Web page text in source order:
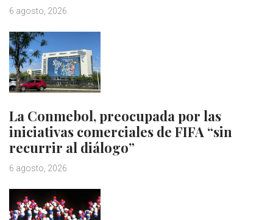
6 agosto, 2026
La Conmebol, preocupada por las
iniciativas comerciales de FIFA “sin
recurrir al diálogo”
6 agosto, 2026